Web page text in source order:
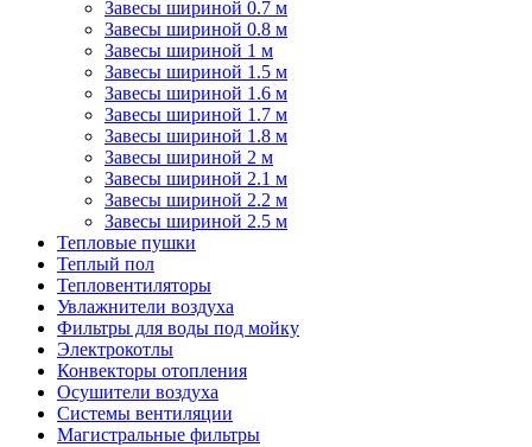
Завесы шириной 0.7 м
Завесы шириной 0.8 м
Завесы шириной 1 м
Завесы шириной 1.5 м
Завесы шириной 1.6 м
Завесы шириной 1.7 м
Завесы шириной 1.8 м
Завесы шириной 2 м
Завесы шириной 2.1 м
Завесы шириной 2.2 м
Завесы шириной 2.5 м
Тепловые пушки
Теплый пол
Тепловентиляторы
Увлажнители воздуха
Фильтры для воды под мойку
Электрокотлы
Конвекторы отопления
Осушители воздуха
Системы вентиляции
Магистральные фильтры